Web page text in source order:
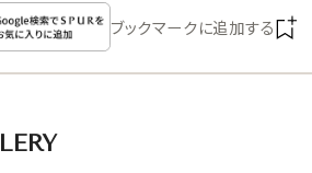
ブックマークに追加する